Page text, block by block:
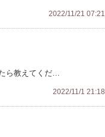
2022/11/21 07:21
ら教えてくだ…
2022/11/1 21:18